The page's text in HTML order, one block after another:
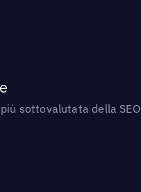
sottovalutata della SEO